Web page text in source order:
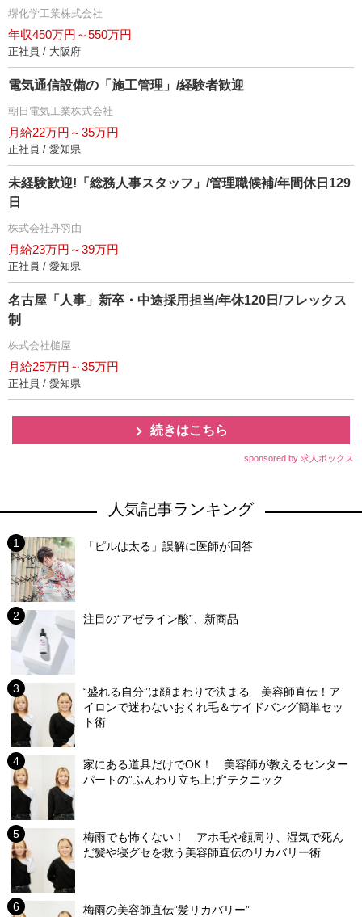
堺化学工業株式会社
年収450万円～550万円
正社員 / 大阪府
電気通信設備の「施工管理」/経験者歓迎
朝日電気工業株式会社
月給22万円～35万円
正社員 / 愛知県
未経験歓迎!「総務人事スタッフ」/管理職候補/年間休日129
日
株式会社丹羽由
月給23万円～39万円
正社員 / 愛知県
名古屋「人事」新卒・中途採用担当/年休120日/フレックス
制
株式会社槌屋
月給25万円～35万円
正社員 / 愛知県
続きはこちら
sponsored by 求人ボックス
人気記事ランキング
「ピルは太る」誤解に医師が回答
注目の“アゼライン酸”、新商品
“盛れる自分”は顔まわりで決まる 美容師直伝！ア
イロンで迷わないおくれ毛＆サイドバング簡単セッ
ト術
家にある道具だけでOK！ 美容師が教えるセンター
パートの”ふんわり立ち上げ”テクニック
梅雨でも怖くない！ アホ毛や顔周り、湿気で死ん
だ髪や寝グセを救う美容師直伝のリカバリー術
梅雨の美容師直伝”髪リカバリー”